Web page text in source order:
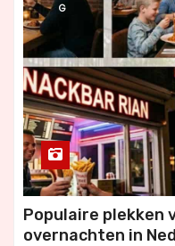
G
Populaire plekken
overnachten in